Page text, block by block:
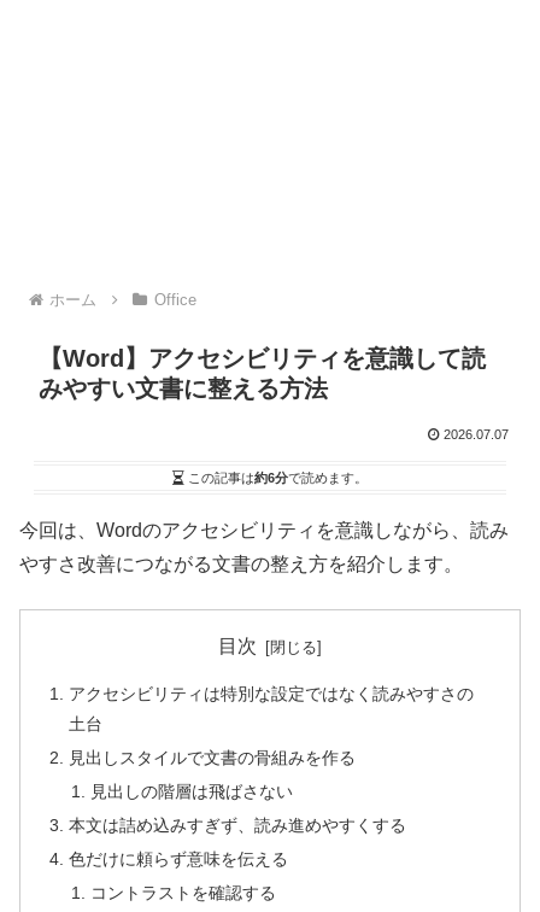
ホーム Office
【Word】アクセシビリティを意識して読
みやすい文書に整える方法
2026.07.07
この記事は約6分で読めます。
今回は、Wordのアクセシビリティを意識しながら、読み
やすさ改善につながる文書の整え方を紹介します。
目次
アクセシビリティは特別な設定ではなく読みやすさの
土台
見出しスタイルで文書の骨組みを作る
見出しの階層は飛ばさない
本文は詰め込みすぎず、読み進めやすくする
色だけに頼らず意味を伝える
コントラストを確認する